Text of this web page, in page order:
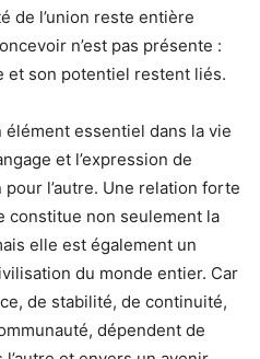
de l’union reste entière
n’est pas présente :
et son potentiel restent liés.
essentiel dans la vie
et l’expression de
pour l’autre. Une relation forte
constitue non seulement la
elle est également un
du monde entier. Car
de stabilité, de continuité,
dépendent de